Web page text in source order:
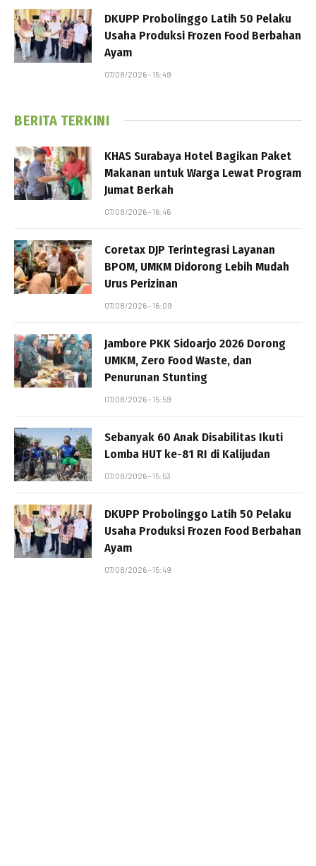
DKUPP Probolinggo Latih 50 Pelaku
Usaha Produksi Frozen Food Berbahan
Ayam
07/08/2026 - 15:49
BERITA TERKINI
KHAS Surabaya Hotel Bagikan Paket
Makanan untuk Warga Lewat Program
Jumat Berkah
07/08/2026 - 16:46
Coretax DJP Terintegrasi Layanan
BPOM, UMKM Didorong Lebih Mudah
Urus Perizinan
07/08/2026 - 16:09
Jambore PKK Sidoarjo 2026 Dorong
UMKM, Zero Food Waste, dan
Penurunan Stunting
07/08/2026 - 15:59
Sebanyak 60 Anak Disabilitas Ikuti
Lomba HUT ke-81 RI di Kalijudan
07/08/2026 - 15:53
DKUPP Probolinggo Latih 50 Pelaku
Usaha Produksi Frozen Food Berbahan
Ayam
07/08/2026 - 15:49